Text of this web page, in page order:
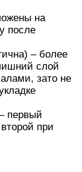
на
после
– более
слой
зато не
первый
при